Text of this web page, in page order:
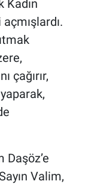
Kadın
çağırır,
Valim,